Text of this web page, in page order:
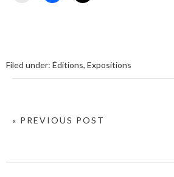
Filed under: Éditions, Expositions
« PREVIOUS POST